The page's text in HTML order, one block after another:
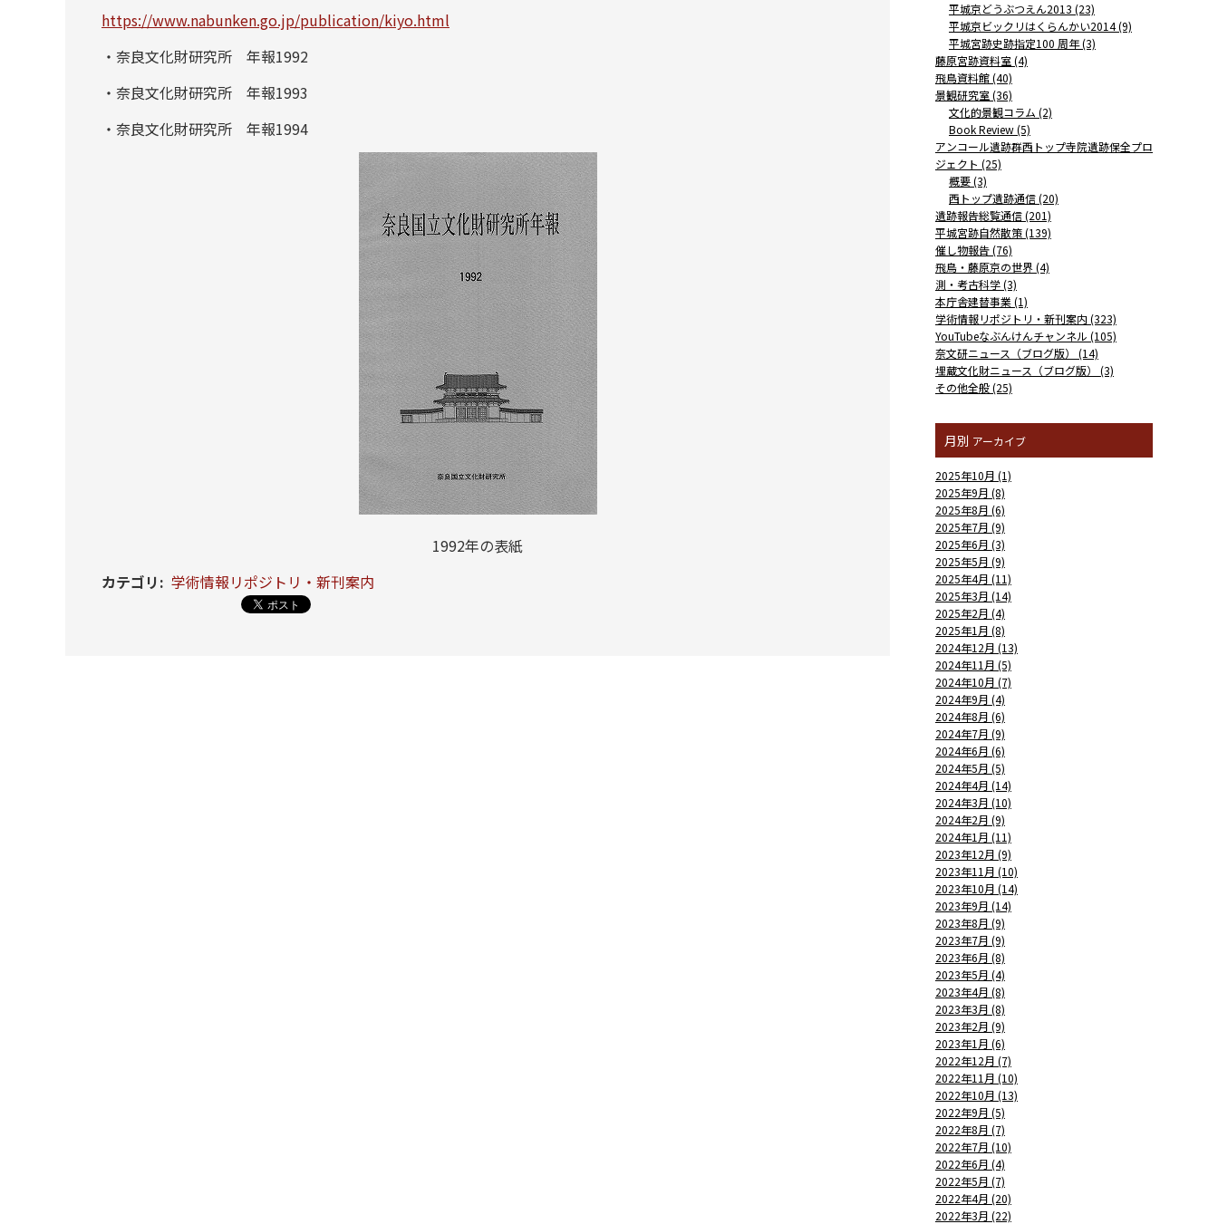
https://www.nabunken.go.jp/publication/kiyo.html
・奈良文化財研究所 年報1992
・奈良文化財研究所 年報1993
・奈良文化財研究所 年報1994
1992年の表紙
カテゴリ: 学術情報リポジトリ・新刊案内
平城京どうぶつえん2013 (23)
平城京ビックリはくらんかい2014 (9)
平城宮跡史跡指定100 周年 (3)
藤原宮跡資料室 (4)
飛鳥資料館 (40)
景観研究室 (36)
文化的景観コラム (2)
Book Review (5)
アンコール遺跡群西トップ寺院遺跡保全プロ
ジェクト (25)
概要 (3)
西トップ遺跡通信 (20)
遺跡報告総覧通信 (201)
平城宮跡自然散策 (139)
催し物報告 (76)
飛鳥・藤原京の世界 (4)
測・考古科学 (3)
本庁舎建替事業 (1)
学術情報リポジトリ・新刊案内 (323)
YouTubeなぶんけんチャンネル (105)
奈文研ニュース（ブログ版） (14)
埋蔵文化財ニュース（ブログ版） (3)
その他全般 (25)
月別 アーカイブ
2025年10月 (1)
2025年9月 (8)
2025年8月 (6)
2025年7月 (9)
2025年6月 (3)
2025年5月 (9)
2025年4月 (11)
2025年3月 (14)
2025年2月 (4)
2025年1月 (8)
2024年12月 (13)
2024年11月 (5)
2024年10月 (7)
2024年9月 (4)
2024年8月 (6)
2024年7月 (9)
2024年6月 (6)
2024年5月 (5)
2024年4月 (14)
2024年3月 (10)
2024年2月 (9)
2024年1月 (11)
2023年12月 (9)
2023年11月 (10)
2023年10月 (14)
2023年9月 (14)
2023年8月 (9)
2023年7月 (9)
2023年6月 (8)
2023年5月 (4)
2023年4月 (8)
2023年3月 (8)
2023年2月 (9)
2023年1月 (6)
2022年12月 (7)
2022年11月 (10)
2022年10月 (13)
2022年9月 (5)
2022年8月 (7)
2022年7月 (10)
2022年6月 (4)
2022年5月 (7)
2022年4月 (20)
2022年3月 (22)